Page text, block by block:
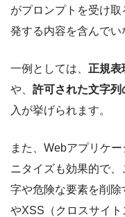
がプロンプトを受け
発する内容を含んでい
一例としては、 正規表
や、 許可された文字
入が挙げられます。
また、Webアプリケ
ニタイズも効果的で
字や危険な要素を削
やXSS（クロスサイ